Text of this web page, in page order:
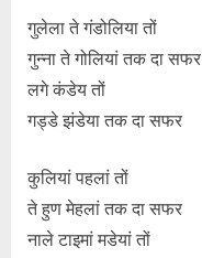
गुलेला ते गंडोलिया तों
गुन्ना ते गोलियां तक ​​दा सफर
लगे कंडेय तों
गड्डे झंडेया तक दा सफर
कुलियां पहलां तों
ते हुण मेहलां तक ​​दा सफर
नाले टाइमां मडेयां तों